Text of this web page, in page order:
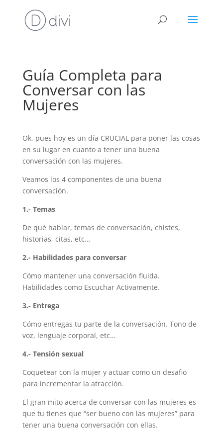
Guía Completa para
Conversar con las
Mujeres
Ok, pues hoy es un día CRUCIAL para poner las cosas
en su lugar en cuanto a tener una buena
conversación con las mujeres.
Veamos los 4 componentes de una buena
conversación.
1.- Temas
De qué hablar, temas de conversación, chistes,
historias, citas, etc…
2.- Habilidades para conversar
Cómo mantener una conversación fluida.
Habilidades como Escuchar Activamente.
3.- Entrega
Cómo entregas tu parte de la conversación. Tono de
voz, lenguaje corporal, etc…
4.- Tensión sexual
Coquetear con la mujer y actuar como un desafio
para incrementar la atracción.
El gran mito acerca de conversar con las mujeres es
que tu tienes que “ser bueno con las mujeres” para
tener una buena conversación con ellas.